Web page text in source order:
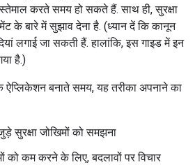
करते समय हो सकते हैं. साथ ही, सुरक्षा
के बारे में सुझाव देना है. (ध्यान दें कि कानून
लगाई जा सकती हैं. हालांकि, इस गाइड में इन
है.)
बनाते समय, यह तरीका अपनाने का
सुरक्षा जोखिमों को समझना
को कम करने के लिए, बदलावों पर विचार